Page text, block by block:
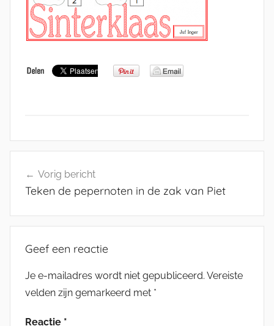
navigatie
Vorig bericht
Teken de pepernoten in de zak van Piet
Geef een reactie
Je e-mailadres wordt niet gepubliceerd. Vereiste
velden zijn gemarkeerd met *
Reactie *